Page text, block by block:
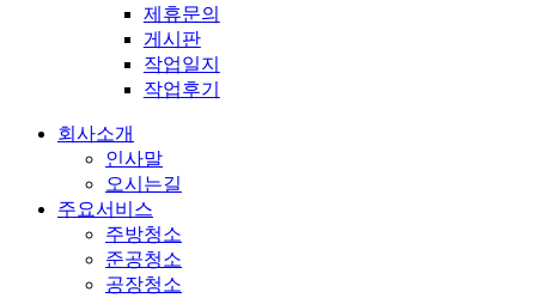
제휴문의
게시판
작업일지
작업후기
회사소개
인사말
오시는길
주요서비스
주방청소
준공청소
공장청소